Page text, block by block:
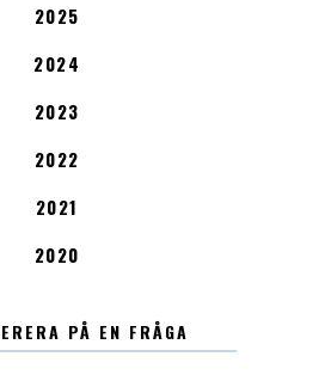
2025
2024
2023
2022
2021
2020
PÅ EN FRÅGA